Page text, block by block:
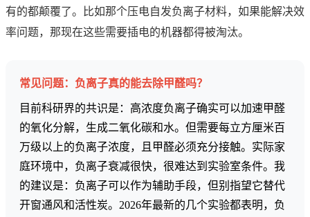
有的都颠覆了。比如那个压电自发负离子材料，如果能解决效
率问题，那现在这些需要插电的机器都得被淘汰。
常见问题：负离子真的能去除甲醛吗？
目前科研界的共识是：高浓度负离子确实可以加速甲醛
的氧化分解，生成二氧化碳和水。但需要每立方厘米百
万级以上的负离子浓度，且甲醛必须充分接触。实际家
庭环境中，负离子衰减很快，很难达到实验室条件。我
的建议是：负离子可以作为辅助手段，但别指望它替代
开窗通风和活性炭。2026年最新的几个实验都表明，负